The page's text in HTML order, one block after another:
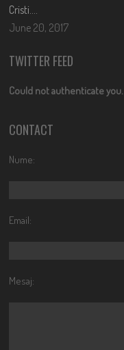
Cristi….
June 20, 2017
TWITTER FEED
Could not authenticate you.
CONTACT
Nume:
Email:
Mesaj: